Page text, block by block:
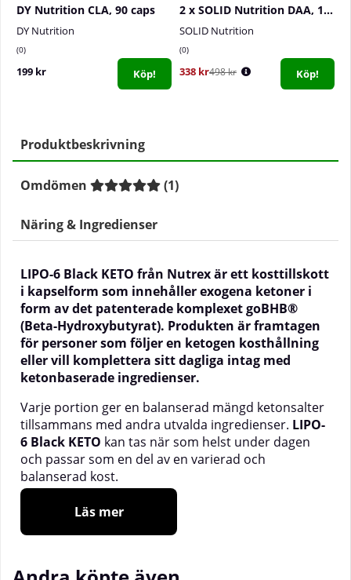
DY Nutrition CLA, 90 caps
DY Nutrition
0
199 kr Köp!
2 x SOLID Nutrition DAA, 120 caps
SOLID Nutrition
0
338 kr498 kr Köp!
Produktbeskrivning
Omdömen (1)
Näring & Ingredienser
LIPO-6 Black KETO från Nutrex är ett kosttillskott
i kapselform som innehåller exogena ketoner i
form av det patenterade komplexet goBHB®
(Beta-Hydroxybutyrat). Produkten är framtagen
för personer som följer en ketogen kosthållning
eller vill komplettera sitt dagliga intag med
ketonbaserade ingredienser.
Varje portion ger en balanserad mängd ketonsalter
tillsammans med andra utvalda ingredienser. LIPO-
6 Black KETO kan tas när som helst under dagen
och passar som en del av en varierad och
balanserad kost.
Innehållerexogena ketoner
Utvecklad för dig som följer en
Enkla kapslar – praktiska att ta med och
Läs mer